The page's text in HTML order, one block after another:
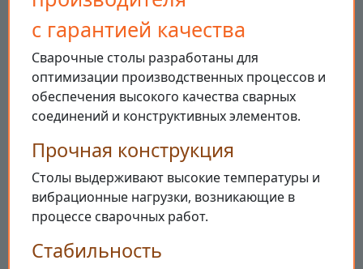
с гарантией качества
Сварочные столы разработаны для
оптимизации производственных процессов и
обеспечения высокого качества сварных
соединений и конструктивных элементов.
Прочная конструкция
Столы выдерживают высокие температуры и
вибрационные нагрузки, возникающие в
процессе сварочных работ.
Стабильность